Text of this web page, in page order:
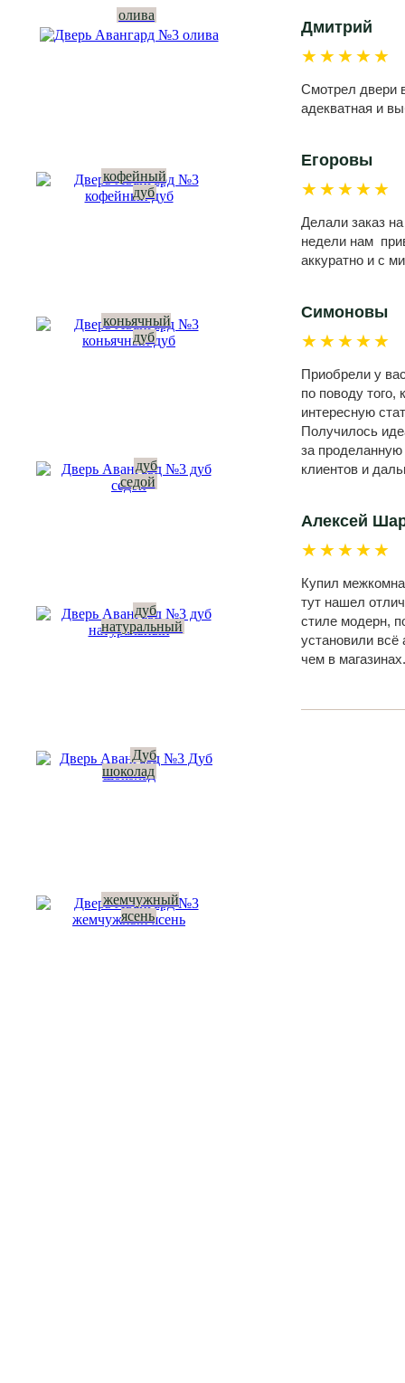
олива
кофейный
дуб
коньячный
дуб
дуб
седой
дуб
натуральный
Дуб
шоколад
жемчужный
ясень
Дмитрий
★★★★★
Смотрел двери
адекватная и
Егоровы
★★★★★
Делали заказ
недели нам
аккуратно и с
Симоновы
★★★★★
Приобрели у
по поводу
интересную
Получилось
за
клиентов и
Алексей
★★★★★
Купил
тут нашел
стиле модерн,
установили
чем в